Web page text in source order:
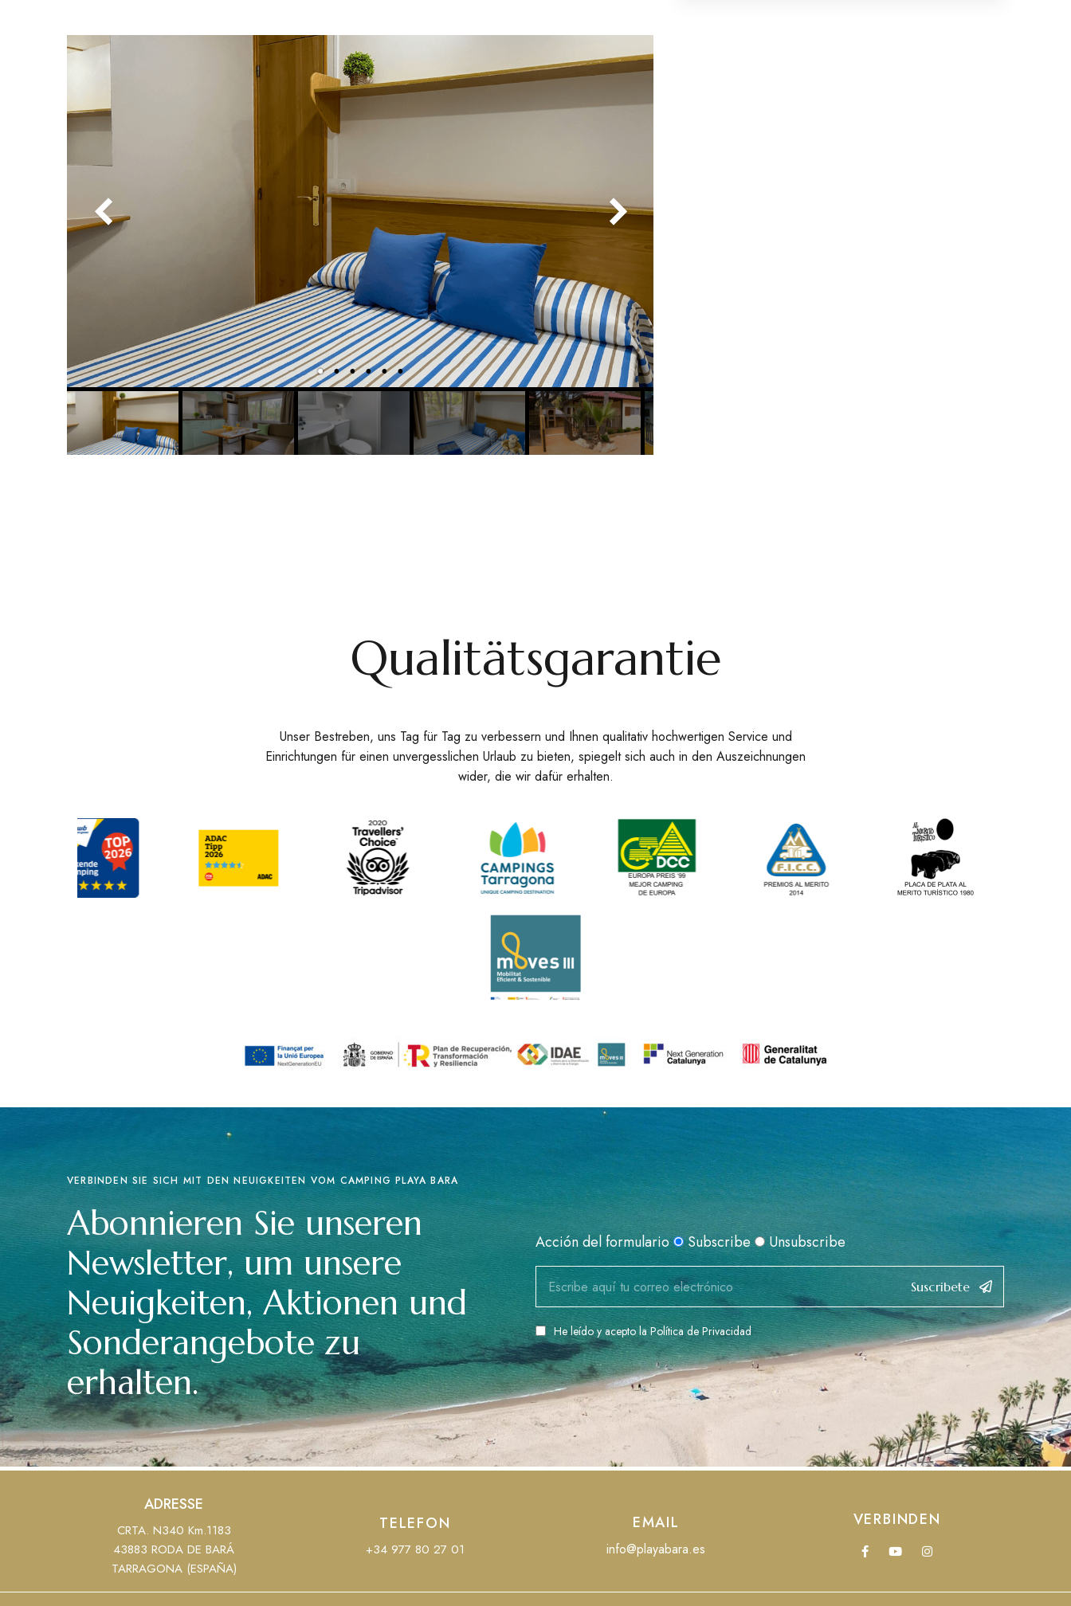
Qualitätsgarantie
Unser Bestreben, uns Tag für Tag zu verbessern und Ihnen qualitativ hochwertigen Service und
Einrichtungen für einen unvergesslichen Urlaub zu bieten, spiegelt sich auch in den Auszeichnungen
wider, die wir dafür erhalten.
VERBINDEN SIE SICH MIT DEN NEUIGKEITEN VOM CAMPING PLAYA BARA
Abonnieren Sie unseren
Newsletter, um unsere
Neuigkeiten, Aktionen und
Sonderangebote zu
erhalten.
Acción del formulario Subscribe Unsubscribe
Suscribete
He leído y acepto laPolítica de Privacidad
ADRESSE
CRTA. N340 Km.1183
43883 RODA DE BARÁ
TARRAGONA (ESPAÑA)
TELEFON
+34 977 80 27 01
EMAIL
info@playabara.es
VERBINDEN